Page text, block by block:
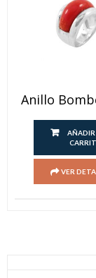
Anillo
AÑADIR
VER